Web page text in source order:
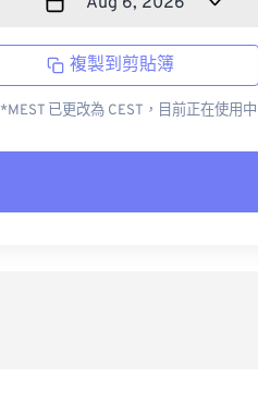
複製到剪貼簿
*MEST 已更改為 CEST，目前正在使用中